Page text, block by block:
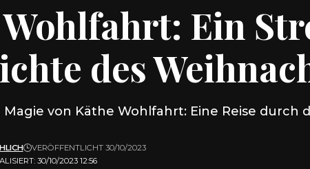
Ein
des
Magie von Käthe Wohlfahrt: Eine Reise durch
30/10/2023 12:56
VERÖFFENTLICHT 30/10/2023